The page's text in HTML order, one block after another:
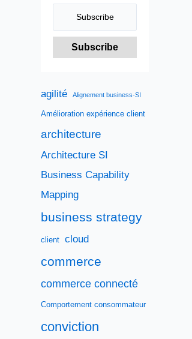
agilité Alignement business-SI
Amélioration expérience client
architecture
Architecture SI
Business Capability
Mapping
business strategy
client cloud
commerce
commerce connecté
Comportement consommateur
conviction